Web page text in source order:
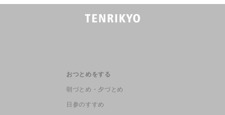
おつとめをする
朝づとめ・夕づとめ
日参のすすめ